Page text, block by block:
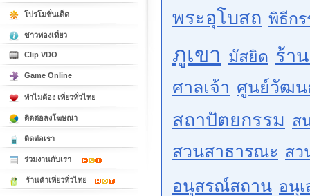
พระอุโบสถ พิธีกร
ภูเขา มัสยิด ร้า
ศาลเจ้า ศูนย์วัฒน
สถาปัตยกรรม ส
สวนสาธารณะ สว
อนุสรณ์สถาน อนุ
โปรโมชั่นเด็ด
ข่าวท่องเที่ยว
Clip VDO
Game Online
ทำไมต้อง เที่ยวทั่วไทย
ติดต่อลงโฆษณา
ติดต่อเรา
ร่วมงานกับเรา
ร้านค้าเที่ยวทั่วไทย